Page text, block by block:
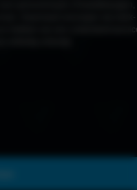
Daarnaast verzorgen wij merk-
hebben we een
volledig ontzorgt.